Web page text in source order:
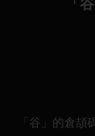
「
「谷」的倉